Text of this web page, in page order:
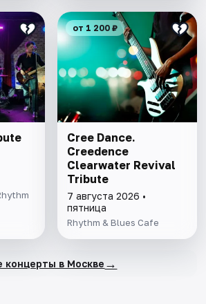
от 1 200 ₽
Cree Dance.
Creedence
Clearwater Revival
Tribute
7 августа 2026 •
пятница
Rhythm & Blues Cafe
концерты в Москве →